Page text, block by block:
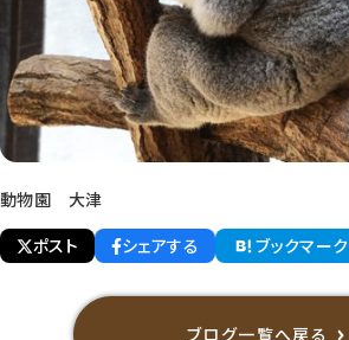
動物園 大津
ポスト
シェアする ブックマーク
ブログ一覧へ戻る